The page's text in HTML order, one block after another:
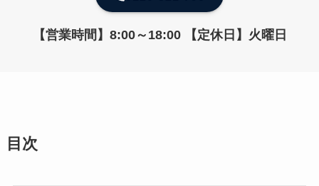
【営業時間】8:00～18:00 【定休日】火曜日
目次